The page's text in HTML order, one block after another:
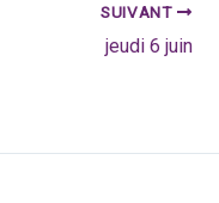
SUIVANT
jeudi 6 juin